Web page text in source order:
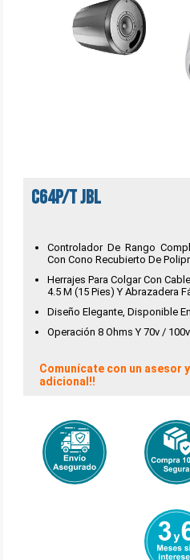
C64P/T JBL
Controlador De Rango
Con Cono Recubierto De
Herrajes Para Colgar Con
4.5 M (15 Pies) Y Abrazadera
Diseño Elegante, Disponible
Operación 8 Ohms Y 70v / 100v
Comunícate con un asesor
adicional!!